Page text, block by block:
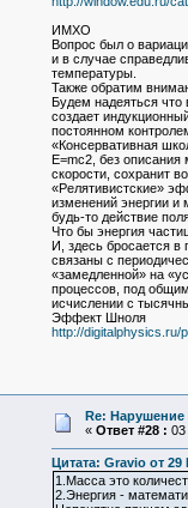
ИМХО
Вопрос был о
и в случае
температуры.
Также обратим
Будем надеяться
создает
постоянном
«Консервативная
E=mc2, без
скорости, сохранит
«Релятивистские»
изменений энергии и
будь-то действие
Что бы энергия
И, здесь бросается
связаны с
«замедленной» на
процессов, под
исчислении с
Эффект Шноля
http://digitalphysics.ru/
Re: Нарушение
« Ответ #28 : 03
Цитата: Gravio от
1.Масса это
2.Энергия -